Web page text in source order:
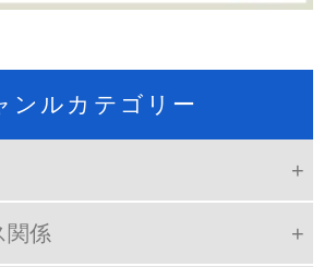
ンルカテゴリー
関係